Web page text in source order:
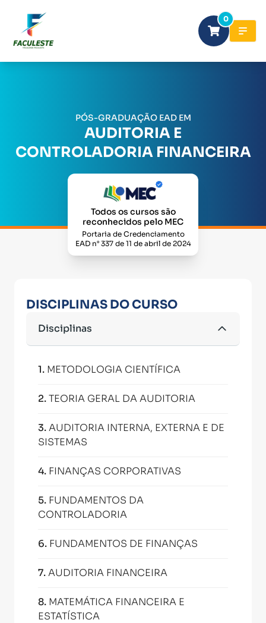
0
PÓS-GRADUAÇÃO EAD EM
AUDITORIA E
CONTROLADORIA FINANCEIRA
Todos os cursos são
reconhecidos pelo MEC
Portaria de Credenciamento
EAD n° 337 de 11 de abril de 2024
DISCIPLINAS DO CURSO
Disciplinas
1. METODOLOGIA CIENTÍFICA
2.TEORIA GERAL DA AUDITORIA
3.AUDITORIA INTERNA, EXTERNA E DE
SISTEMAS
4. FINANÇAS CORPORATIVAS
5. FUNDAMENTOS DA
CONTROLADORIA
6. FUNDAMENTOS DE FINANÇAS
7.AUDITORIA FINANCEIRA
8. MATEMÁTICA FINANCEIRA E
ESTATÍSTICA